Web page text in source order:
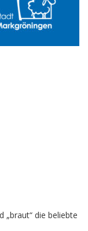
„braut“ die beliebte